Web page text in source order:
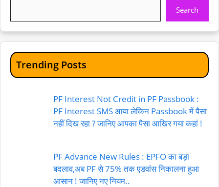
Search
Trending Posts
PF Interest Not Credit in PF Passbook :
PF Interest SMS आया लेकिन Passbook में पैसा
नहीं दिख रहा ? जानिए आपका पैसा आखिर गया कहां !
PF Advance New Rules : EPFO का बड़ा
बदलाव,अब PF से 75% तक एडवांस निकालना हुआ
आसान ! जानिए नए नियम..